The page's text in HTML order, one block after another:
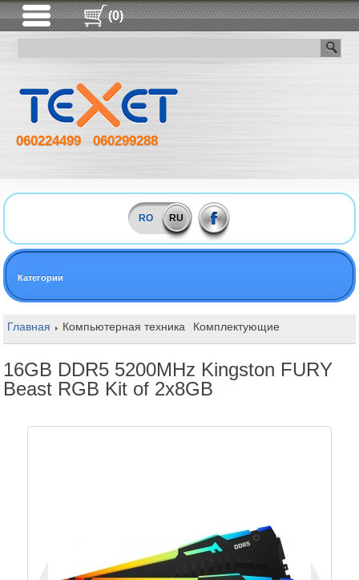
(0)
060224499 060299288
RO RU
Категории
Главная Компьютерная техника Комплектующие
16GB DDR5 5200MHz Kingston FURY
Beast RGB Kit of 2x8GB